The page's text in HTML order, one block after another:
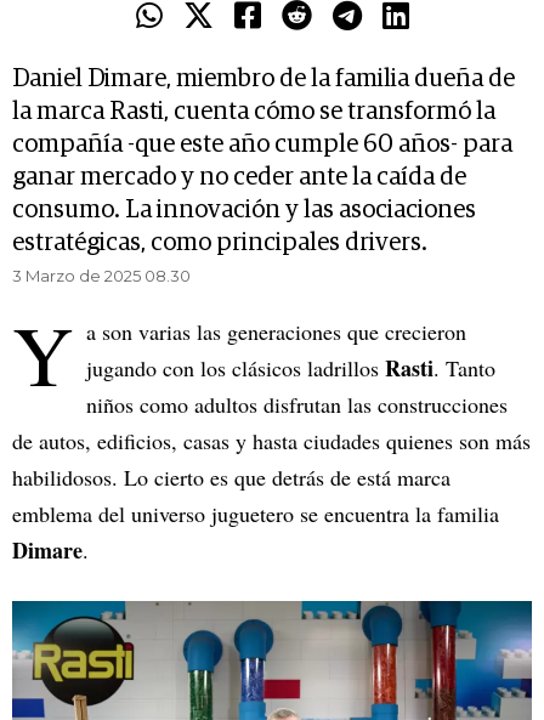
Daniel Dimare, miembro de la familia dueña de
la marca Rasti, cuenta cómo se transformó la
compañía -que este año cumple 60 años- para
ganar mercado y no ceder ante la caída de
consumo. La innovación y las asociaciones
estratégicas, como principales drivers.
3 Marzo de 2025 08.30
Y a son varias las generaciones que crecieron
jugando con los clásicos ladrillos Rasti. Tanto
niños como adultos disfrutan las construcciones
de autos, edificios, casas y hasta ciudades quienes son más
habilidosos. Lo cierto es que detrás de está marca
emblema del universo juguetero se encuentra la familia
Dimare.